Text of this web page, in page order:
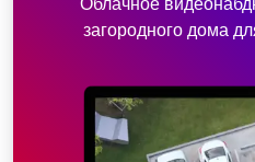
загородного дома